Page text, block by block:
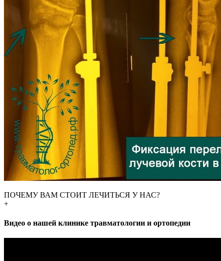
ПОЧЕМУ ВАМ СТОИТ ЛЕЧИТЬСЯ У НАС?
+
Видео о нашей клинике травматологии и ортопедии